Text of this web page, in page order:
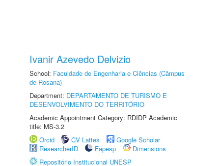
Ivanir Azevedo Delvizio
School: Faculdade de Engenharia e Ciências (Câmpus
de Rosana)
Department: DEPARTAMENTO DE TURISMO E
DESENVOLVIMENTO DO TERRITÓRIO
Academic Appointment Category: RDIDP Academic
title: MS-3.2
Orcid
CV Lattes
Google Scholar
ResearcherID
Fapesp
Dimensions
Repositório Institucional UNESP